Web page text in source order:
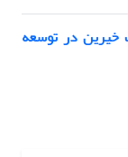
خیرین در توسعه